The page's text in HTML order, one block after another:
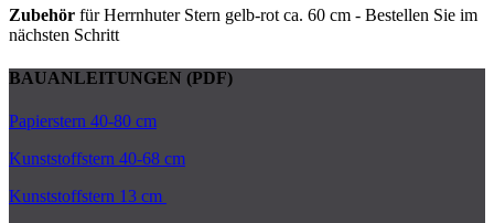
Zubehör für Herrnhuter Stern gelb-rot ca. 60 cm - Bestellen Sie im
nächsten Schritt
BAUANLEITUNGEN (PDF)
Papierstern 40-80 cm
Kunststoffstern 40-68 cm
Kunststoffstern 13 cm